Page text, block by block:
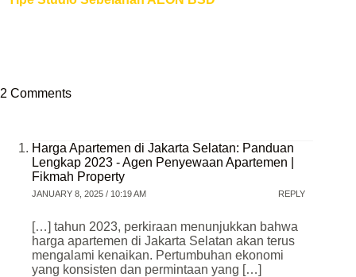
2 Comments
Harga Apartemen di Jakarta Selatan: Panduan
Lengkap 2023 - Agen Penyewaan Apartemen |
Fikmah Property
JANUARY 8, 2025 / 10:19 AM REPLY
[…] tahun 2023, perkiraan menunjukkan bahwa
harga apartemen di Jakarta Selatan akan terus
mengalami kenaikan. Pertumbuhan ekonomi
yang konsisten dan permintaan yang […]